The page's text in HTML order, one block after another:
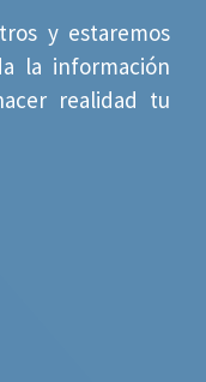
y estaremos
la información
realidad tu